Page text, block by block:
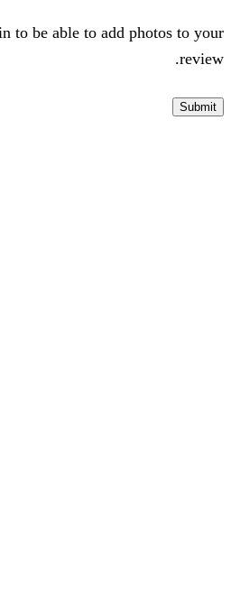
to be able to add photos to your
review.